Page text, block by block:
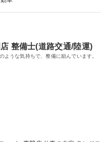
整備士(道路交通/陸運)
うな気持ちで、整備に励んでいます。